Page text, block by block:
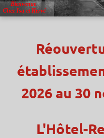
Bienvenue
Chez Isa et Hervé
2026 au 30
L'Hôtel-